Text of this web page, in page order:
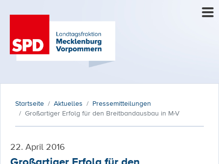
Startseite Aktuelles
Pressemitteilungen
Großartiger Erfolg für den Breitbandausbau in M-V
22. April 2016